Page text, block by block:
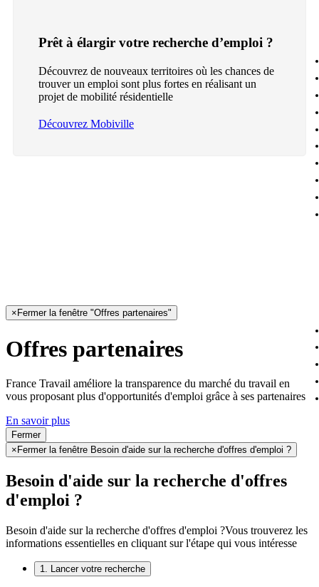
Prêt à élargir votre recherche d’emploi ?
Découvrez de nouveaux territoires où les chances de
trouver un emploi sont plus fortes en réalisant un
projet de mobilité résidentielle
Découvrez Mobiville
× Fermer la fenêtre "Offres partenaires"
Offres partenaires
France Travail améliore la transparence du marché du travail en
vous proposant plus d'opportunités d'emploi grâce à ses partenaires
En savoir plus
Fermer
× Fermer la fenêtre Besoin d'aide sur la recherche d'offres d'emploi ?
Besoin d'aide sur la recherche d'offres
d'emploi ?
Besoin d'aide sur la recherche d'offres d'emploi ?Vous trouverez les
informations essentielles en cliquant sur l'étape qui vous intéresse
1. Lancer votre recherche